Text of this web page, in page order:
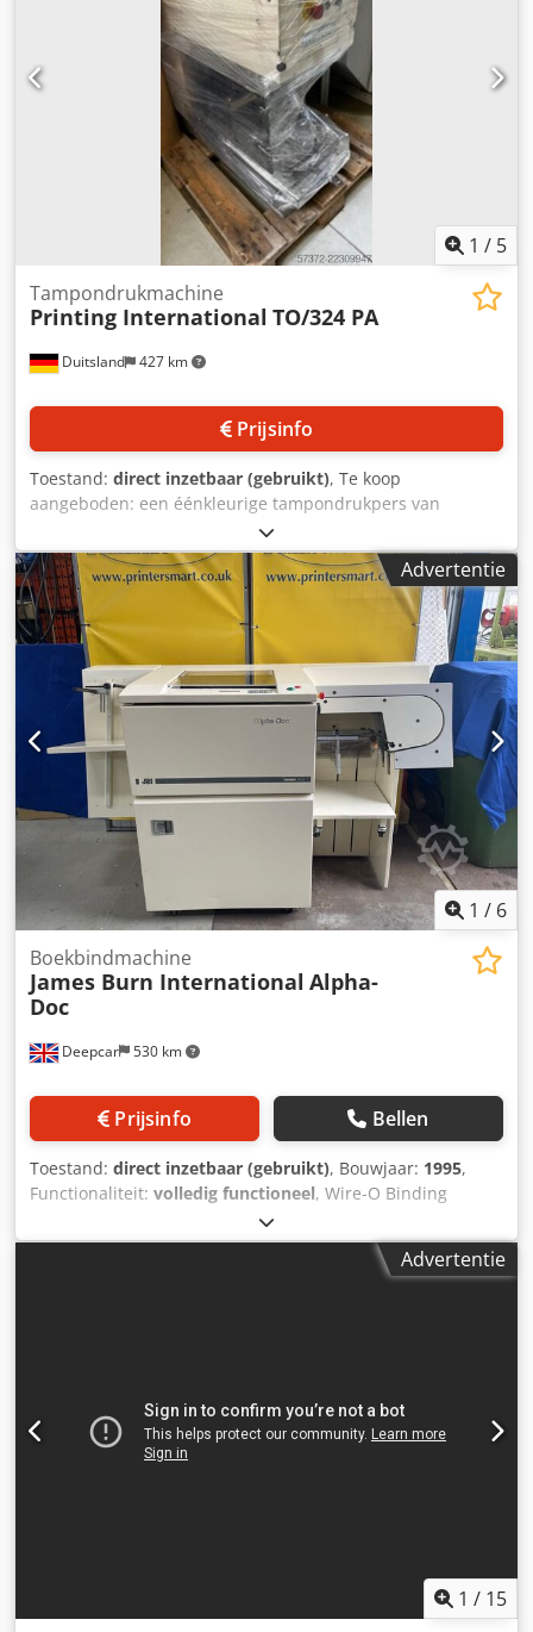
invoer- en stijggedeelte Variabel instelbare helling
Meeneemhoogte 30 mm Meeneemafstand 500 mm
Bandsnelheid 3 m/min Verrijdbaar op zwenkbare
remwielen Drie-delige trechterplaten voor het
invoergedeelte De genoemde aanbiedingsprijs geldt voor
de NS1. Djdouip Ilspfx Ai Nock Andere hoektransporteurs
in verschillende afmetingen bestelbaar, zie lijst op
afbeelding 2. Afmetingen naar klantwens zijn geen
1 / 5
Duitsland 427 km
Tampondrukmachine
Printing International TO/324 PA
Prijsinfo
Toestand: direct inzetbaar (gebruikt), Te koop
aangeboden: een éénkleurige tampondrukpers van
Printing International. Clichéformaat: 100 mm/100 mm,
maximaal werkstukformaat: ca. 130 mm/170 mm,
maximaal afdrukdiameter: ca. 60 mm, maximale
tamponslag: 100 mm, maximale cyclustijd: 1200 cycli/uur.
De machine wordt aangedreven door perslucht; het
druksysteem heeft open inktbakken. Bezichtiging is
mogelijk na overleg. Dcsdpfxszk Nb Ne Ai Njk
Advertentie
1 / 6
Deepcar 530 km
Boekbindmachine
James Burn International Alpha-
Doc
Prijsinfo Bellen
Toestand: direct inzetbaar (gebruikt), Bouwjaar: 1995,
Functionaliteit: volledig functioneel, Wire-O Binding
automatische papierperforeermachine voor A4 & A5 vellen.
Maximaal velformaat 360mm x 330mm Minimaal
velformaat 138mm x 138mm Papiervoorraad 50gsm tot
Advertentie
1 / 15